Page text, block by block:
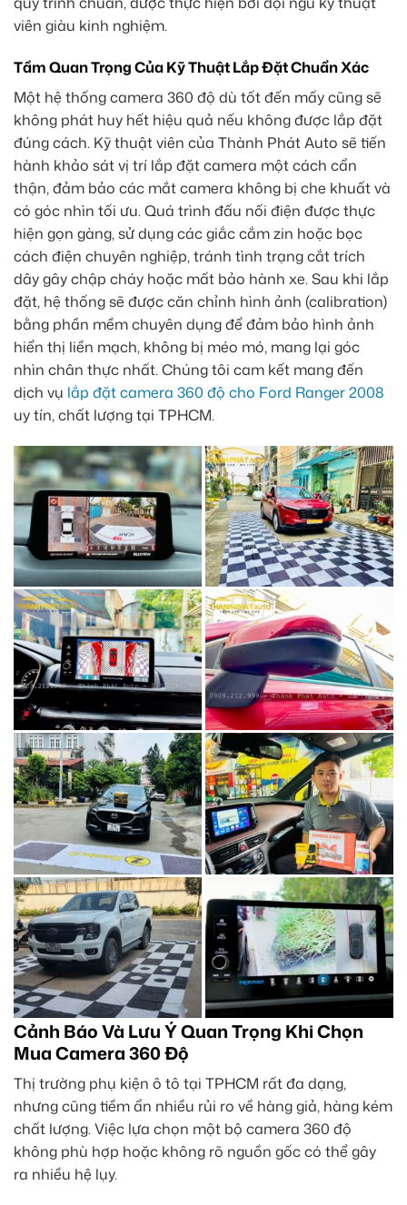
viên giàu kinh nghiệm.
Tầm Quan Trọng Của Kỹ Thuật Lắp Đặt Chuẩn Xác
Một hệ thống camera 360 độ dù tốt đến mấy cũng sẽ
không phát huy hết hiệu quả nếu không được lắp đặt
đúng cách. Kỹ thuật viên của Thành Phát Auto sẽ tiến
hành khảo sát vị trí lắp đặt camera một cách cẩn
thận, đảm bảo các mắt camera không bị che khuất và
có góc nhìn tối ưu. Quá trình đấu nối điện được thực
hiện gọn gàng, sử dụng các giắc cắm zin hoặc bọc
cách điện chuyên nghiệp, tránh tình trạng cắt trích
dây gây chập cháy hoặc mất bảo hành xe. Sau khi lắp
đặt, hệ thống sẽ được căn chỉnh hình ảnh (calibration)
bằng phần mềm chuyên dụng để đảm bảo hình ảnh
hiển thị liền mạch, không bị méo mó, mang lại góc
nhìn chân thực nhất. Chúng tôi cam kết mang đến
dịch vụ lắp đặt camera 360 độ cho Ford Ranger 2008
uy tín, chất lượng tại TPHCM.
Cảnh Báo Và Lưu Ý Quan Trọng Khi Chọn
Mua Camera 360 Độ
Thị trường phụ kiện ô tô tại TPHCM rất đa dạng,
nhưng cũng tiềm ẩn nhiều rủi ro về hàng giả, hàng kém
chất lượng. Việc lựa chọn một bộ camera 360 độ
không phù hợp hoặc không rõ nguồn gốc có thể gây
ra nhiều hệ lụy.